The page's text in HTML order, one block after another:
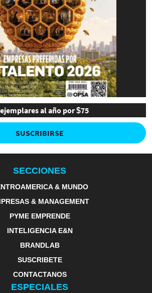
al año por $75
SUSCRIBIRSE
SECCIONES
& MUNDO
& MANAGEMENT
PYME EMPRENDE
INTELIGENCIA E&N
BRANDLAB
SUSCRIBETE
CONTACTANOS
ESPECIALES